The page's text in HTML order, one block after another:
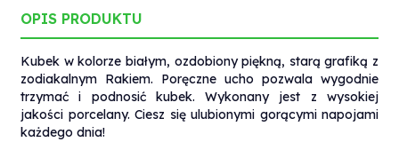
OPIS PRODUKTU
Kubek w kolorze białym, ozdobiony piękną, starą grafiką z
zodiakalnym Rakiem. Poręczne ucho pozwala wygodnie
trzymać i podnosić kubek. Wykonany jest z wysokiej
jakości porcelany. Ciesz się ulubionymi gorącymi napojami
każdego dnia!